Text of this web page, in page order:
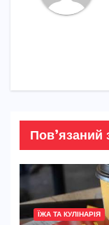
Пов’язаний
ЇЖА ТА КУЛІНАРІЯ